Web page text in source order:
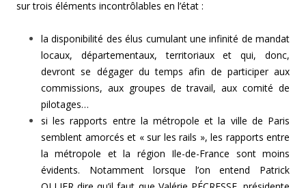
sur trois éléments incontrôlables en l’état :
la disponibilité des élus cumulant une infinité de mandat
locaux, départementaux, territoriaux et qui, donc,
devront se dégager du temps afin de participer aux
commissions, aux groupes de travail, aux comité de
pilotages…
si les rapports entre la métropole et la ville de Paris
semblent amorcés et « sur les rails », les rapports entre
la métropole et la région Ile-de-France sont moins
évidents. Notamment lorsque l’on entend Patrick